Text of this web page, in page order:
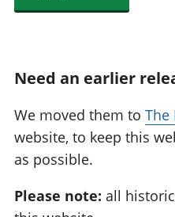
Need an earlier
We moved them to The
website, to keep this
as possible.
Please note: all